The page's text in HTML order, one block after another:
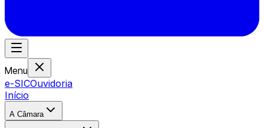
Menu
e-SICOuvidoria
Início
A Câmara